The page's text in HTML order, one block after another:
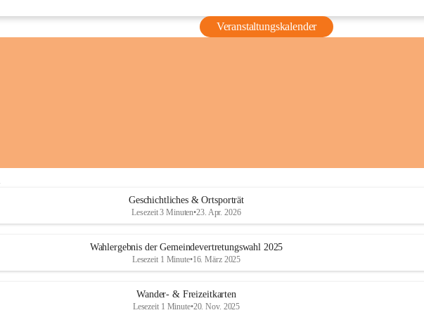
Veranstaltungskalender
Geschichtliches & Ortsporträt
Lesezeit 3 Minuten•23. Apr. 2026
Wahlergebnis der Gemeindevertretungswahl 2025
Lesezeit 1 Minute•16. März 2025
Wander- & Freizeitkarten
Lesezeit 1 Minute•20. Nov. 2025